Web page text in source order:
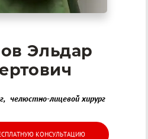
Эльдар
челюстно-лицевой хирург
КОНСУЛЬТАЦИЮ